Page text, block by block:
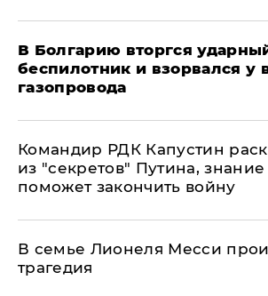
В Болгарию вторгся
беспилотник и взорвался у
газопровода
Командир РДК Капустин
из "секретов" Путина, знание
поможет закончить войну
В семье Лионеля Месси
трагедия